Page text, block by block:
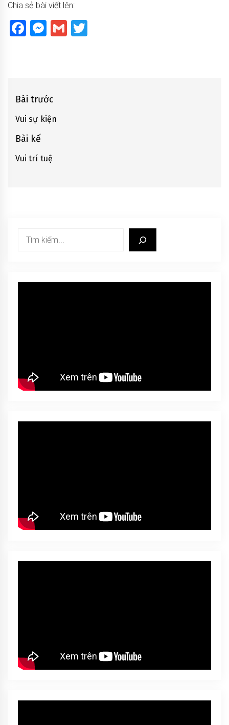
Chia sẻ bài viết lên:
Facebook
Messenger
Gmail
Điều
hướng
bài
viết
Bài trước
Previous
post:
Vui sự kiện
Bài kế
Next
Vui trí tuệ
Tìm